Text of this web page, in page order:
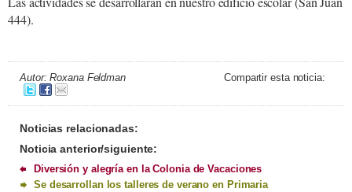
444).
Autor: Roxana Feldman Compartir esta noticia:
Noticias relacionadas:
Noticia anterior/siguiente:
Diversión y alegría en la Colonia de Vacaciones
Se desarrollan los talleres de verano en Primaria